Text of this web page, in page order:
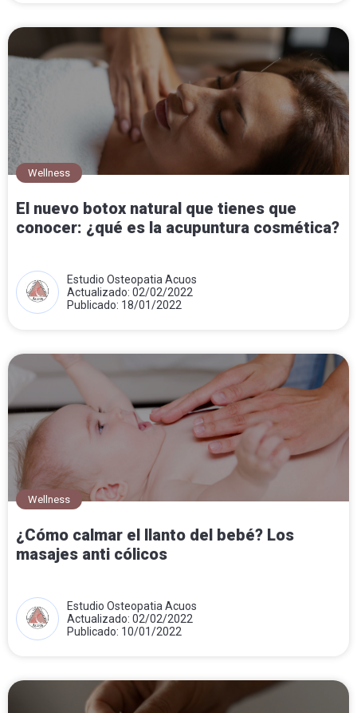
Wellness
El nuevo botox natural que tienes que
conocer: ¿qué es la acupuntura cosmética?
Estudio Osteopatia Acuos
Actualizado: 02/02/2022
Publicado: 18/01/2022
Wellness
¿Cómo calmar el llanto del bebé? Los
masajes anti cólicos
Estudio Osteopatia Acuos
Actualizado: 02/02/2022
Publicado: 10/01/2022